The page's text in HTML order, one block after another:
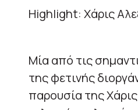
Highlight: Χάρις
Μία από τις
της φετινής
παρουσία της